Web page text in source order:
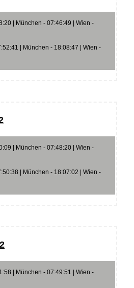
| München - 07:46:49 | Wien -
| München - 18:08:47 | Wien -
| München - 07:48:20 | Wien -
| München - 18:07:02 | Wien -
| München - 07:49:51 | Wien -